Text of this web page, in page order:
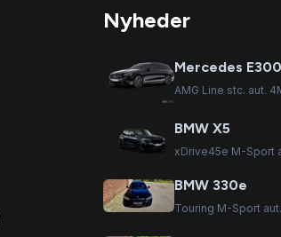
Nyheder
Mercedes
AMG Line stc. aut.
BMW X5
xDrive45e M-Sport
BMW 330e
Touring M-Sport aut.